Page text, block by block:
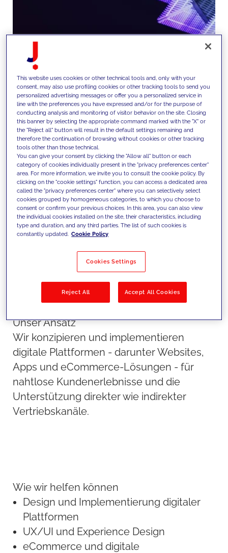
Wir konzipieren und
implementieren digitale
Plattformen - darunter Websites,
Apps und eCommerce-Lösungen
- für nahtlose Kundenerlebnisse
und die Unterstützung direkter
wie indirekter Vertriebskanäle.
Unser Ansatz
Wir konzipieren und implementieren
digitale Plattformen - darunter Websites,
Apps und eCommerce-Lösungen - für
nahtlose Kundenerlebnisse und die
Unterstützung direkter wie indirekter
Vertriebskanäle.
Wie wir helfen können
Design und Implementierung digitaler
Plattformen
UX/UI und Experience Design
eCommerce und digitale
This website uses cookies or other technical tools and, only with your
consent, may also use profiling cookies or other tracking tools to send you
personalized advertising messages or offer you a personalized service in
line with the preferences you have expressed and/or for the purpose of
conducting analysis and monitoring of visitor behavior on the site. Closing
this banner by selecting the appropriate command marked with the "X" or
the "Reject all" button will result in the default settings remaining and
therefore the continuation of browsing without cookies or other tracking
tools other than those technical.
You can give your consent by clicking the "Allow all" button or each
category of cookies individually present in the "privacy preferences center"
area. For more information, we invite you to consult the cookie policy. By
clicking on the "cookie settings" function, you can access a dedicated area
called the "privacy preferences center" where you can selectively select
cookies grouped by homogeneous categories, to which you choose to
consent or confirm your previous choices. In this area, you can also view
the individual cookies installed on the site, their characteristics, including
type and duration, and any third parties. The list of such cookies is
constantly updated. Cookie Policy
Cookies Settings
Reject All Accept All Cookies